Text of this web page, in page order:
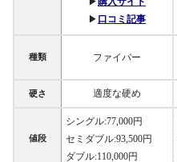
▶︎ 口コミ記事
種類 ファイバー
硬さ 適度な硬め
値段
シングル:77,000円
セミダブル:93,500円
ダブル:110,000円